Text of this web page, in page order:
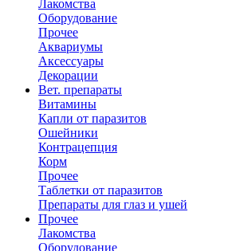
Лакомства
Оборудование
Прочее
Аквариумы
Аксессуары
Декорации
Вет. препараты
Витамины
Капли от паразитов
Ошейники
Контрацепция
Корм
Прочее
Таблетки от паразитов
Препараты для глаз и ушей
Прочее
Лакомства
Оборудование